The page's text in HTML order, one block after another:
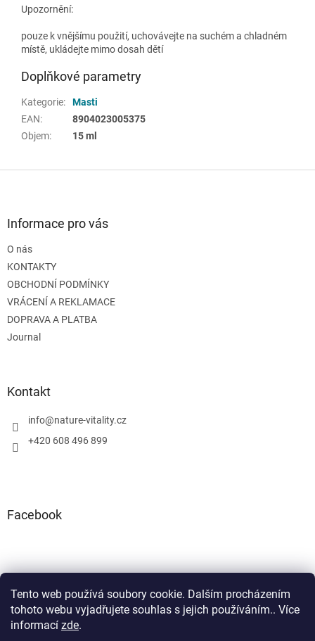
Tento web používá soubory cookie. Dalším procházením
tohoto webu vyjadřujete souhlas s jejich používáním.. Více
informací zde.
Upozornění:
pouze k vnějšímu použití, uchovávejte na suchém a chladném
místě, ukládejte mimo dosah dětí
Doplňkové parametry
Kategorie:
Masti
EAN:
8904023005375
Objem: 15 ml
Informace pro vás
O nás
KONTAKTY
OBCHODNÍ PODMÍNKY
VRÁCENÍ A REKLAMACE
DOPRAVA A PLATBA
Journal
Kontakt
info@nature-vitality.cz
+420 608 496 899
Facebook
Instagram